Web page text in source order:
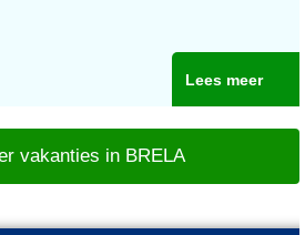
Lees meer
vakanties in BRELA